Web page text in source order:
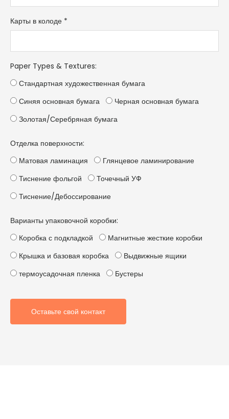
Карты в колоде *
Paper Types & Textures:
Стандартная художественная бумага
Синяя основная бумага
Черная основная бумага
Золотая/Серебряная бумага
Отделка поверхности:
Матовая ламинация
Глянцевое ламинирование
Тиснение фольгой
Точечный УФ
Тиснение/Дебоссирование
Варианты упаковочной коробки:
Коробка с подкладкой
Магнитные жесткие коробки
Крышка и базовая коробка
Выдвижные ящики
термоусадочная пленка
Бустеры
Оставьте свой контакт